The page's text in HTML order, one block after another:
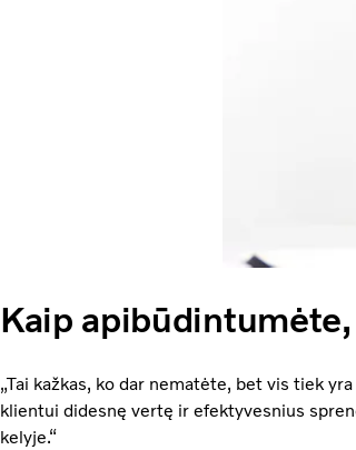
Kaip
„Tai kažkas, ko dar nematėte, bet vis tiek
klientui didesnę vertę ir efektyvesnius
kelyje.“